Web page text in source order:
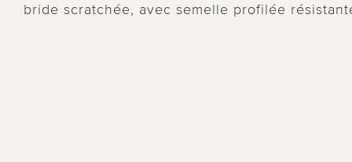
bride scratchée, avec semelle profilée